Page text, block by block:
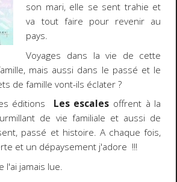
son mari, elle se sent trahie et
va tout faire pour revenir au
pays.
Voyages dans la vie de cette
mais aussi dans le passé et le
de famille vont-ils éclater ?
éditions
Les escales offrent à la
de vie familiale et aussi de
passé et histoire. A chaque fois,
et un dépaysement j'adore !!!
l'ai jamais lue.